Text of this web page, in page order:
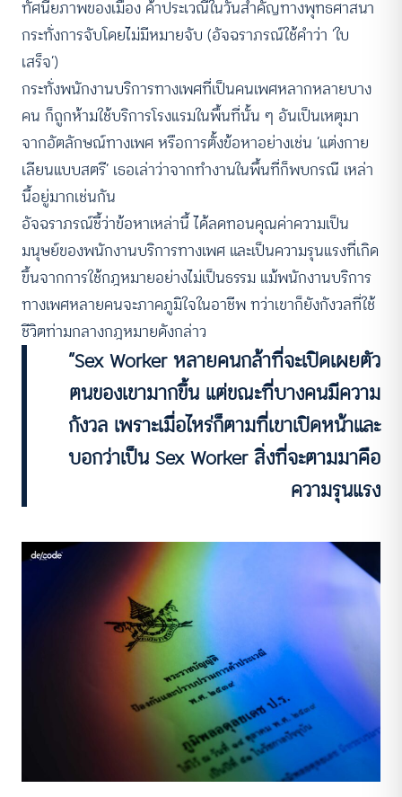
ทัศนียภาพของเมือง ค้าประเวณีในวันสำคัญทางพุทธศาสนา
กระทั่งการจับโดยไม่มีหมายจับ (อัจฉราภรณ์ใช้คำว่า ‘ใบ
เสร็จ’)
กระทั่งพนักงานบริการทางเพศที่เป็นคนเพศหลากหลายบาง
คน ก็ถูกห้ามใช้บริการโรงแรมในพื้นที่นั้น ๆ อันเป็นเหตุมา
จากอัตลักษณ์ทางเพศ หรือการตั้งข้อหาอย่างเช่น ‘แต่งกาย
เลียนแบบสตรี’ เธอเล่าว่าจากทำงานในพื้นที่ก็พบกรณี เหล่า
นี้อยู่มากเช่นกัน
อัจฉราภรณ์ชี้ว่าข้อหาเหล่านี้ ได้ลดทอนคุณค่าความเป็น
มนุษย์ของพนักงานบริการทางเพศ และเป็นความรุนแรงที่เกิด
ขึ้นจากการใช้กฎหมายอย่างไม่เป็นธรรม แม้พนักงานบริการ
ทางเพศหลายคนจะภาคภูมิใจในอาชีพ ทว่าเขาก็ยังกังวลที่ใช้
ชีวิตท่ามกลางกฎหมายดังกล่าว
“Sex Worker หลายคนกล้าที่จะเปิดเผยตัว
ตนของเขามากขึ้น แต่ขณะที่บางคนมีความ
กังวล เพราะเมื่อไหร่ก็ตามที่เขาเปิดหน้าและ
บอกว่าเป็น Sex Worker สิ่งที่จะตามมาคือ
ความรุนแรง